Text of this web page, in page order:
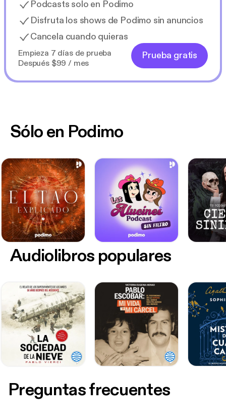
Podcasts solo en Podimo
Disfruta los shows de Podimo sin anuncios
Cancela cuando quieras
Empieza 7 días de prueba
Después $99 / mes
Prueba gratis
Sólo en Podimo
Audiolibros populares
Preguntas frecuentes